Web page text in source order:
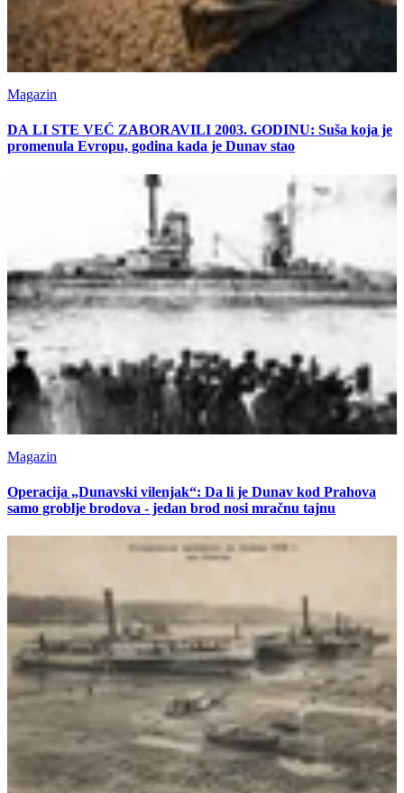
Magazin
DA LI STE VEĆ ZABORAVILI 2003. GODINU: Suša koja je
promenula Evropu, godina kada je Dunav stao
Magazin
Operacija „Dunavski vilenjak“: Da li je Dunav kod Prahova
samo groblje brodova - jedan brod nosi mračnu tajnu